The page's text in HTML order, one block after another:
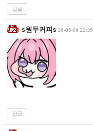
답글
s원두커피s 26-05-09 22:35
답글